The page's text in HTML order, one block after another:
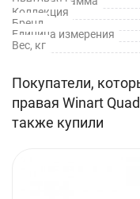
Цвет: Дуб Северный
Палитра: Бежевый
Коллекция
Бренд
Единица измерения
Вес, кг
Покупатели,
правая Winart
также купили